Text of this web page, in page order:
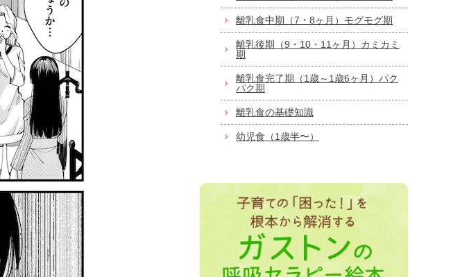
離乳食中期（7・8ヶ月）モグモグ期
離乳後期（9・10・11ヶ月）カミカミ
期
離乳食完了期（1歳～1歳6ヶ月）パク
パク期
離乳食の基礎知識
幼児食（1歳半〜）